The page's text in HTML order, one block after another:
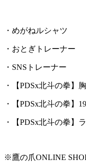
・めがねルシャツ
・おとぎトレーナー
・SNSトレーナー
・【PDSx北斗の拳】
・【PDSx北斗の拳】
・【PDSx北斗の拳】
※鷹の爪ONLINE